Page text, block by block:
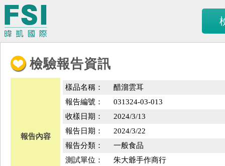
檢驗報告資訊
報告內容
樣品名稱：
醋溜雲耳
報告編號：
031324-03-013
收樣日期：
2024/3/13
報告日期：
2024/3/22
報告分類：
一般食品
測試單位：
朱大爺手作商行